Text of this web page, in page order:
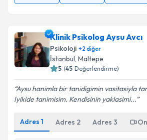
Klinik Psikolog Aysu Avcı
Psikoloji +2 diğer
İstanbul, Maltepe
5 (45 Değerlendirme)
Aysu hanimla bir tanidigimin vasitasiyla
Iyikide tanimisim. Kendisinin yaklasimi...
Adres 1 Adres 2 Adres 3